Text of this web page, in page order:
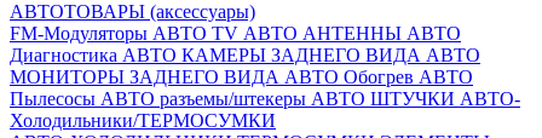
АВТОТОВАРЫ (аксессуары)
FM-Модуляторы АВТО TV АВТО АНТЕННЫ АВТО
Диагностика АВТО КАМЕРЫ ЗАДНЕГО ВИДА АВТО
МОНИТОРЫ ЗАДНЕГО ВИДА АВТО Обогрев АВТО
Пылесосы АВТО разъемы/штекеры АВТО ШТУЧКИ АВТО-
Холодильники/ТЕРМОСУМКИ